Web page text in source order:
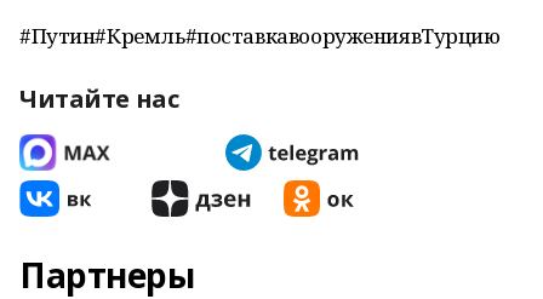
#Путин#Кремль#поставкавооружениявТурцию
Читайте нас
Партнеры